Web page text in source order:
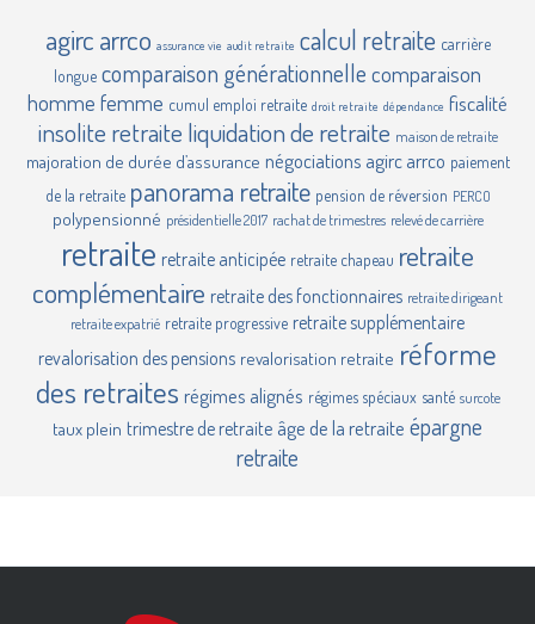
agirc arrco assurance vie audit retraite calcul retraite carrière
longue comparaison générationnelle comparaison
homme femme cumul emploi retraite droit retraite dépendance fiscalité
insolite retraite liquidation de retraite maison de retraite
majoration de durée d’assurance négociations agirc arrco paiement
de la retraite panorama retraite pension de réversion PERCO
polypensionné présidentielle 2017 rachat de trimestres relevé de carrière
retraite retraite anticipée retraite chapeau retraite
complémentaire retraite des fonctionnaires retraite dirigeant
retraite expatrié retraite progressive retraite supplémentaire
revalorisation des pensions revalorisation retraite réforme
des retraites régimes alignés régimes spéciaux santé surcote
taux plein trimestre de retraite âge de la retraite épargne
retraite